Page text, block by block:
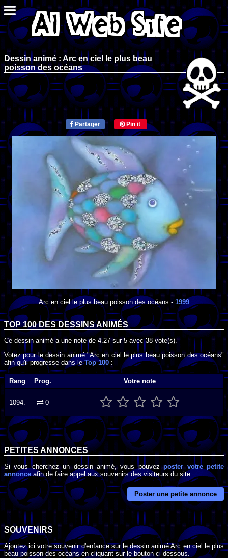
Dessin animé : Arc en ciel le plus beau
poisson des océans
Partager Pin it
Arc en ciel le plus beau poisson des océans - 1999
TOP 100 DES DESSINS ANIMÉS
Ce dessin animé a une note de 4.27sur5 avec38 vote(s).
Votez pour le dessin animé "Arc en ciel le plus beau poisson des océans"
afin qu'il progresse dans leTop 100 :
Rang Prog. Votre note
1094. 0
PETITES ANNONCES
Si vous cherchez un dessin animé, vous pouvezposter votre petite
annonce afin de faire appel aux souvenirs des visiteurs du site.
Poster une petite annonce
SOUVENIRS
Ajoutez ici votre souvenir d'enfance sur le dessin animé Arc en ciel le plus
beau poisson des océans en cliquant sur le bouton ci-dessous.